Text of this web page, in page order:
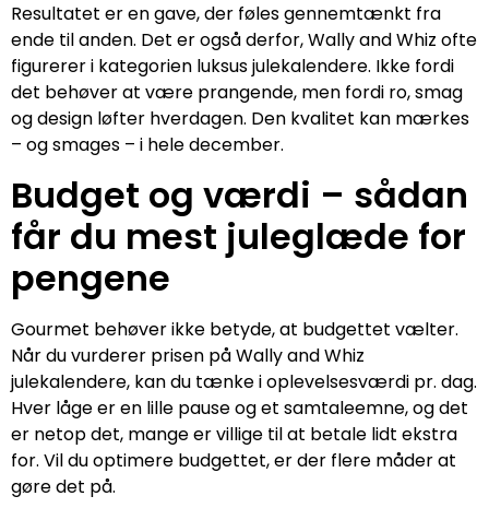
Resultatet er en gave, der føles gennemtænkt fra
ende til anden. Det er også derfor, Wally and Whiz ofte
figurerer i kategorien luksus julekalendere. Ikke fordi
det behøver at være prangende, men fordi ro, smag
og design løfter hverdagen. Den kvalitet kan mærkes
– og smages – i hele december.
Budget og værdi – sådan
får du mest juleglæde for
pengene
Gourmet behøver ikke betyde, at budgettet vælter.
Når du vurderer prisen på Wally and Whiz
julekalendere, kan du tænke i oplevelsesværdi pr. dag.
Hver låge er en lille pause og et samtaleemne, og det
er netop det, mange er villige til at betale lidt ekstra
for. Vil du optimere budgettet, er der flere måder at
gøre det på.